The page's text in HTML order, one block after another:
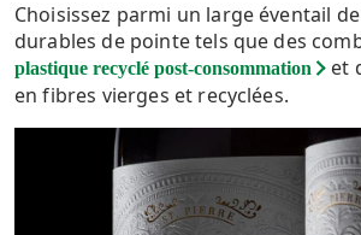
Choisissez parmi un large éventail
durables de pointe tels que des
plastique recyclé post-consommation
et
en fibres vierges et recyclées.